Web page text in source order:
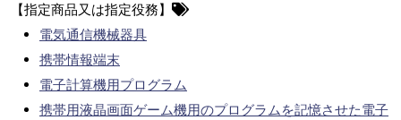
【指定商品又は指定役務】
電気通信機械器具
携帯情報端末
電子計算機用プログラム
携帯用液晶画面ゲーム機用のプログラムを記憶させた電子